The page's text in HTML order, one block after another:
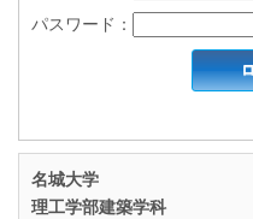
パスワード：
名城大学
理工学部建築学科